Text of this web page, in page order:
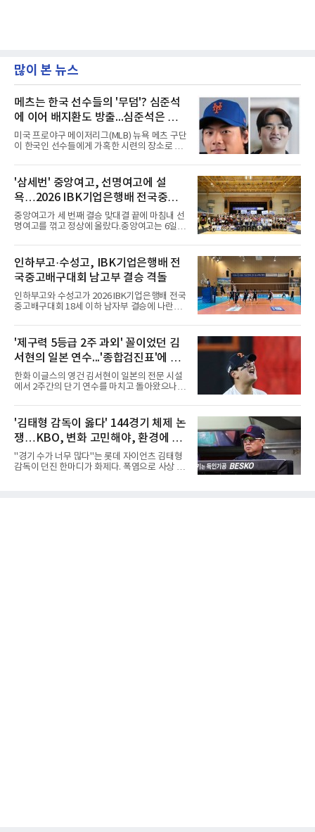
많이 본 뉴스
메츠는 한국 선수들의 '무덤'? 심준석
에 이어 배지환도 방출...심준석은 이
미 귀국, 배지환은 미국 잔류할 듯
미국 프로야구 메이저리그(MLB) 뉴욕 메츠 구단
이 한국인 선수들에게 가혹한 시련의 장소로 전
대형 유망주로 기대를 모았던 투수 심준석에 이
어, 빅리그 경력을 지닌 내외야수 배지환까지 연
달아 뉴욕 메츠 산하 마이너리그에서 방출 통보
를 받는 아픔을 겪었다. 두 선수의 동반 이탈은
메츠 구단이 유독 한국 선수들에게 '기회의 땅'이
아닌 '무덤'처럼 작용하고 있음을 방증하고 있다.
고교 시절 시속 160km에 달하는 강속구로 큰 스
리츠와 마이애미 말린스를 거쳐 메츠에 둥지를
틀며 반등을 노렸으나
'삼세번' 중앙여고, 선명여고에 설
욕…2026 IBK기업은행배 전국중고
배구대회 우승
중앙여고가 세 번째 결승 맞대결 끝에 마침내 선
명여고를 꺾고 정상에 올랐다.중앙여고는 6일
행배 전국중고배구대회 18세 이하 여자부 결승
에서 선명여고를 세트스코어 3-1(13-25, 25-14,
25-17, 25-10)로 물리치고 우승을 차지했다.첫
세트를 13-25로 내주며 불안하게 출발한 중앙여
고는 이후 조직력을 되찾아 2세트부터 경기 주
도권을 완전히 장악했다. 강한 서브와 탄탄한 수
비를 앞세워 내리 세 세트를 따내며 짜릿한 역전
권대회 결승에서 모두 선명여고에 패해 준우승
에 머물렀다. 그러나 세 번째
인하부고·수성고, IBK기업은행배 전
국중고배구대회 남고부 결승 격돌
인하부고와 수성고가 2026 IBK기업은행배 전국
중고배구대회 18세 이하 남자부 결승에 나란히
하부고는 5일 충북 제천실내체육관에서 열린 대
회 남자 18세 이하부 준결승에서 남성고를 세트
스코어 3-1(25-17, 17-25, 25-21, 25-17)로 꺾
고 결승행 티켓을 따냈다. 인하부고는 높은 공격
성공률을 앞세워 경기 주도권을 잡으며 승리를
거뒀다.수성고도 준결승에서 속초고를 상대로
안정된 조직력을 바탕으로 3-1(25-23, 25-16,
고는 인하부고와 우승을 다툴 기회를 잡았다.여
자 18세 이하부에서는 중앙여고
'제구력 5등급 2주 과외' 꼴이었던 김
서현의 일본 연수...'종합검진표'에 불
과
한화 이글스의 영건 김서현이 일본의 전문 시설
에서 2주간의 단기 연수를 마치고 돌아왔으나,
출하며 야구 팬들과 전문가들 사이에 씁쓸한 뒷
맛을 남기고 있다.출국 당시만 해도 선수의 고질
적인 제구 문제를 해결할 특효약이 될 것처럼 포
장되었던 이번 연수는, 뚜껑을 열어보니 '제구력
5등급에게 2주짜리 족집게 과외를 붙여 1등급을
기대한 꼴'이었다는 냉정한 평가를 피하기 어렵
게 됐다.야구에서 투수의 제구력은 오랜 시간 투
'김태형 감독이 옳다' 144경기 체제 논
쟁…KBO, 변화 고민해야, 환경에 맞
는 경기 수가 바람직
"경기 수가 너무 많다"는 롯데 자이언츠 김태형
감독이 던진 한마디가 화제다. 폭염으로 사상 초